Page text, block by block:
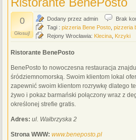
0
Głosuj!
Dodany przez admin Brak
Tagi : pizzeria Bene Posto pizzeria
Rejony Wrocławia: Klecina Krzyki
Ristorante BenePosto
BenePosto to nowoczesna restauracja
śródziemnomorską. Swoim klientom lokal
zapewnić swoim klientom rozrywkę dlatego
żywo i pokaz barmański połączony wraz z
określonej strefie gratis.
Adres: ul. Wałbrzyska 2
Strona WWW: www.beneposto.pl